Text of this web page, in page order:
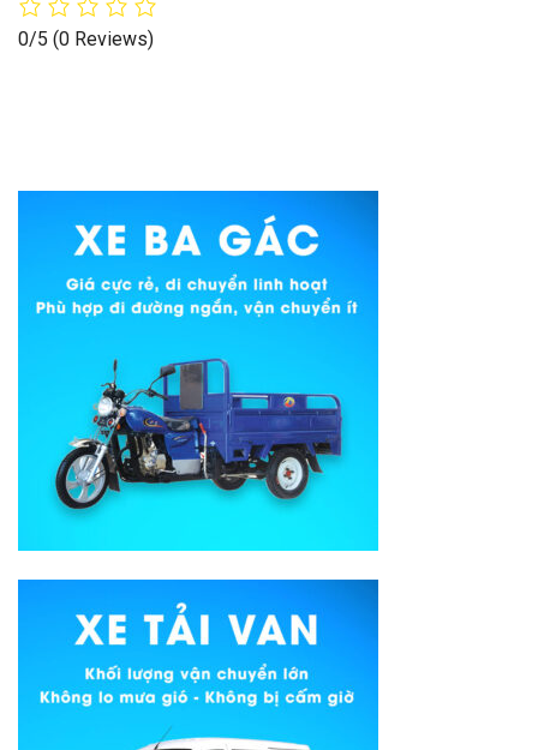
0/5 (0 Reviews)